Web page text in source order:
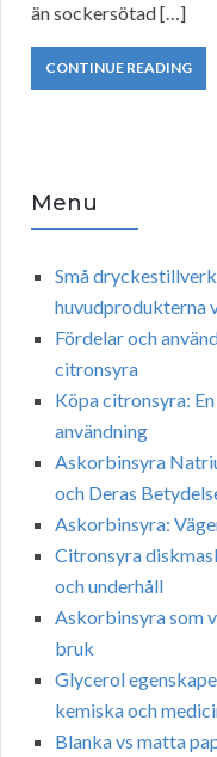
än sockersötad […]
CONTINUE READING
Menu
Små
huvudprodukterna
Fördelar och
citronsyra
Köpa citronsyra:
användning
Askorbinsyra
och Deras
Askorbinsyra:
Citronsyra
och underhåll
Askorbinsyra som
bruk
Glycerol
kemiska och
Blanka vs matta